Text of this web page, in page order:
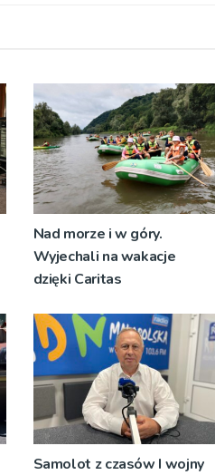
Nad morze i w góry.
Wyjechali na wakacje
dzięki Caritas
Samolot z czasów I wojny